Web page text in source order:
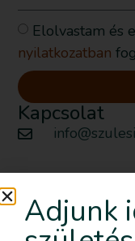
Elolvastam és
nyilatkozatban
Kapcsolat
Adjunk